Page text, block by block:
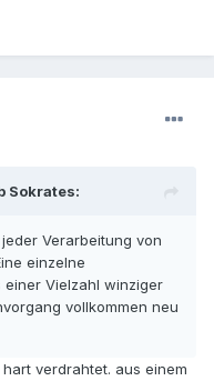
Sokrates:
Verarbeitung von
einzelne
Vielzahl winziger
vollkommen neu
verdrahtet. aus einem